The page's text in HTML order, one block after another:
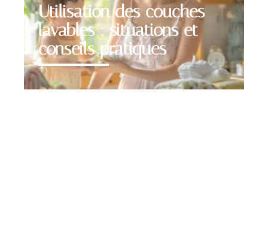
Utilisation des couches
lavables : situations et
conseils pratiques